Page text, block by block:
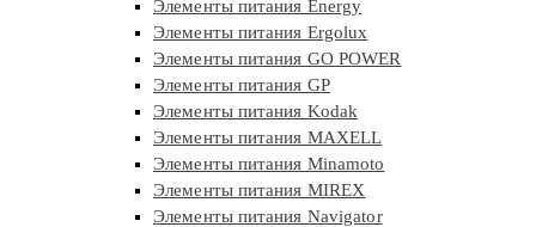
Элементы питания Energy
Элементы питания Ergolux
Элементы питания GO POWER
Элементы питания GP
Элементы питания Kodak
Элементы питания MAXELL
Элементы питания Minamoto
Элементы питания MIREX
Элементы питания Navigator